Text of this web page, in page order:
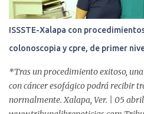
ISSSTE-Xalapa con
colonoscopia y cpre, de primer
*Tras un procedimiento exitoso,
con cáncer esofágico podrá recibir
normalmente. Xalapa, Ver. | 05